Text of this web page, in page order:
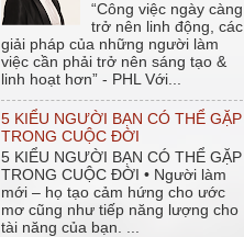
“Công việc ngày càng
trở nên linh động, các
giải pháp của những người làm
việc cần phải trở nên sáng tạo &
linh hoạt hơn” - PHL Với...
5 KIỂU NGƯỜI BẠN CÓ THỂ GẶP
TRONG CUỘC ĐỜI
5 KIỂU NGƯỜI BẠN CÓ THỂ GẶP
TRONG CUỘC ĐỜI • Người làm
mới – họ tạo cảm hứng cho ước
mơ cũng như tiếp năng lượng cho
tài năng của bạn. ...